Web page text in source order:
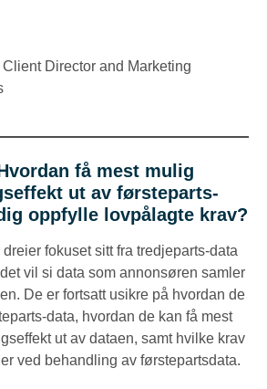
Client Director and Marketing
få mest mulig
ut av førsteparts-
oppfylle lovpålagte krav?
fokuset sitt fra tredjeparts-data
vil si data som annonsøren samler
De er fortsatt usikre på hvordan de
data, hvordan de kan få mest
ut av dataen, samt hvilke krav
ved behandling av førstepartsdata.